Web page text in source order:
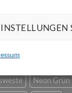
Feuerwehr
Foto
Magenta
Neon Grün